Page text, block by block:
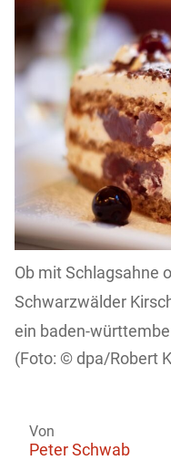
Ob mit Schlagsahne
Schwarzwälder
ein baden-
dpa/Robert
Von
Peter Schwab